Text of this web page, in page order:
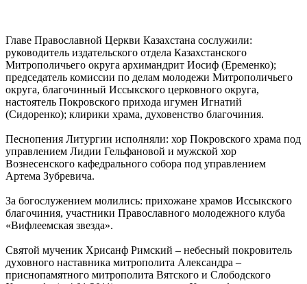
Главе Православной Церкви Казахстана сослужили:
руководитель издательского отдела Казахстанского
Митрополичьего округа архимандрит Иосиф (Еременко);
председатель комиссии по делам молодежи Митрополичьего
округа, благочинный Иссыкского церковного округа,
настоятель Покровского прихода игумен Игнатий
(Сидоренко); клирики храма, духовенство благочиния.
Песнопения Литургии исполняли: хор Покровского храма под
управлением Лидии Гельфановой и мужской хор
Вознесенского кафедрального собора под управлением
Артема Зубревича.
За богослужением молились: прихожане храмов Иссыкского
благочиния, участники Православного молодежного клуба
«Вифлеемская звезда».
Святой мученик Хрисанф Римский – небесный покровитель
духовного наставника митрополита Александра –
приснопамятного митрополита Вятского и Слободского